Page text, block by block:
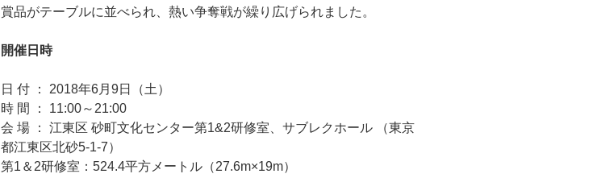
賞品がテーブルに並べられ、熱い争奪戦が繰り広げられました。
開催日時
日 付 ： 2018年6月9日（土）
時 間 ： 11:00～21:00
会 場 ： 江東区 砂町文化センター第1&2研修室、サブレクホール （東京
都江東区北砂5-1-7）
第1＆2研修室：524.4平方メートル（27.6m×19m）